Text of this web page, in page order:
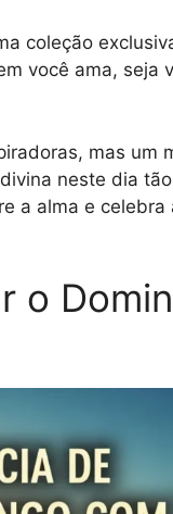
coleção
você ama, seja
mas um
neste dia
a alma e celebra
o